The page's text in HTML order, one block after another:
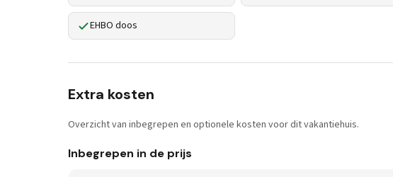
EHBO doos
Extra kosten
Overzicht van inbegrepen en optionele kosten voor dit vakantiehuis.
Inbegrepen in de prijs